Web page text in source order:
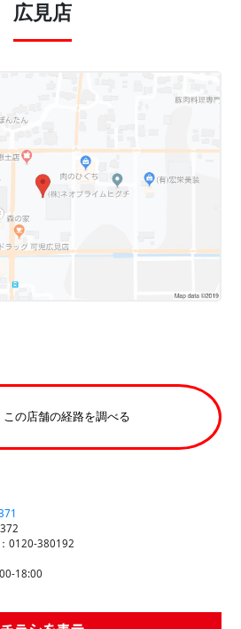
広見店
この店舗の経路を調べる
0120-380192
18:00